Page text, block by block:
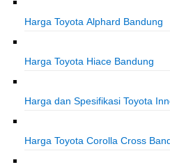
Harga Toyota Alphard Bandung
Harga Toyota Hiace Bandung
Harga dan Spesifikasi Toyota
Harga Toyota Corolla Cross